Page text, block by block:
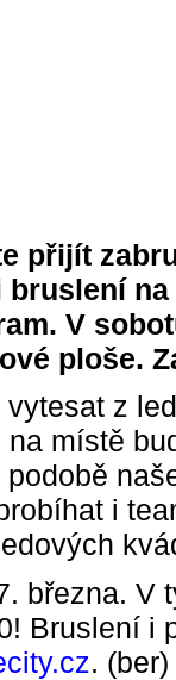
přijít
na
V
ploše.
z
místě
i
března. V
Bruslení i
. (ber)